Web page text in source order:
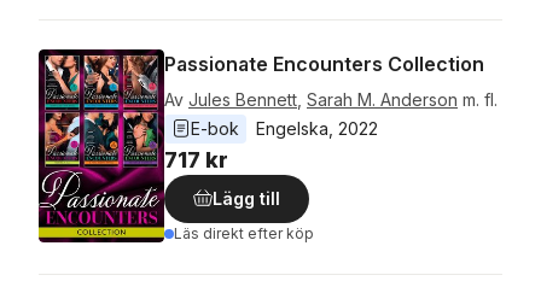
Passionate Encounters Collection
Av Jules Bennett Sarah M. Anderson m. fl.
E-bok
Engelska 2022
717 kr
Lägg till
Läs direkt efter köp